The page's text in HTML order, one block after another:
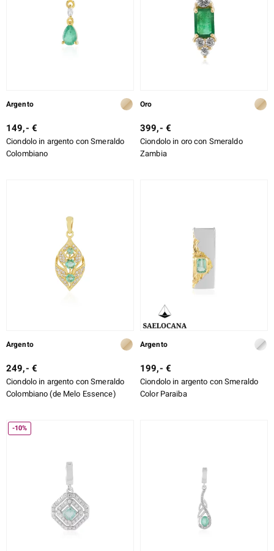
Argento
149,- €
Ciondolo in argento con Smeraldo
Colombiano
Oro
399,- €
Ciondolo in oro con Smeraldo
Zambia
Argento
249,- €
Ciondolo in argento con Smeraldo
Colombiano (de Melo Essence)
Argento
199,- €
Ciondolo in argento con Smeraldo
Color Paraiba
-10%